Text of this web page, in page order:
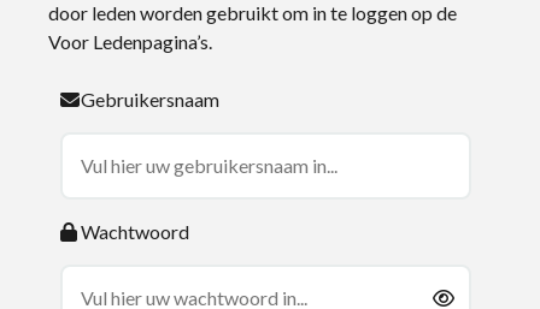
door leden worden gebruikt om in te loggen op de
Voor Ledenpagina’s.
Gebruikersnaam
Wachtwoord